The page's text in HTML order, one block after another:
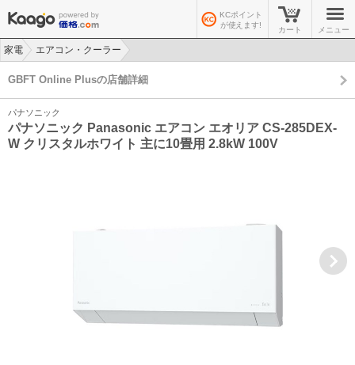
KCポイント
が使えます!
カート メニュー
家電
エアコン・クーラー
GBFT Online Plusの店舗詳細
パナソニック
パナソニック Panasonic エアコン エオリア CS-285DEX-
W クリスタルホワイト 主に10畳用 2.8kW 100V